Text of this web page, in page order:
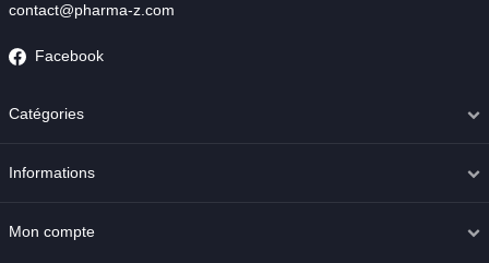
contact@pharma-z.com
Facebook
Catégories
Informations
Mon compte